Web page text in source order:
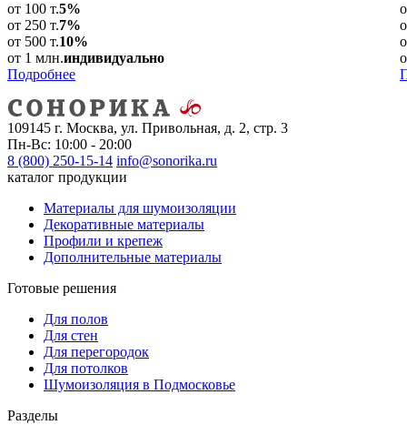
от 100 т.5%
от 250 т.7%
от 500 т.10%
от 1 млн.индивидуально
Подробнее
109145 г. Москва, ул. Привольная, д. 2, стр. 3
Пн-Вс: 10:00 - 20:00
8 (800) 250-15-14 info@sonorika.ru
каталог продукции
Материалы для шумоизоляции
Декоративные материалы
Профили и крепеж
Дополнительные материалы
Готовые решения
Для полов
Для стен
Для перегородок
Для потолков
Шумоизоляция в Подмосковье
Разделы